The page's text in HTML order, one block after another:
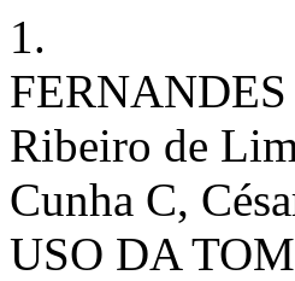
1.
Ribeiro de
Cunha C,
USO DA